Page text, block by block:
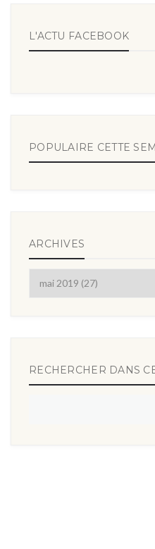
L'ACTU FACEBOOK
POPULAIRE CETTE
ARCHIVES
RECHERCHER DANS